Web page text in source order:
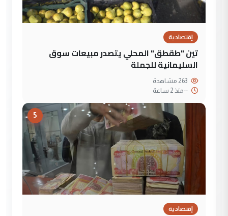
إقتصادية
تين "طقطق" المحلي يتصدر مبيعات سوق
السليمانية للجملة
--منذ 2 ساعة
5
إقتصادية